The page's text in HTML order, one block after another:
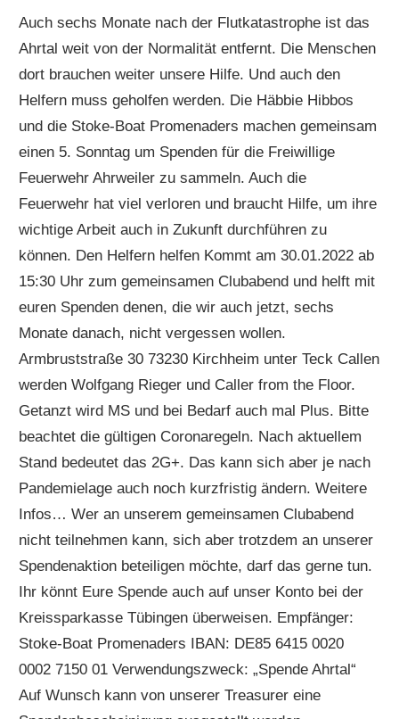
Auch sechs Monate nach der Flutkatastrophe ist das
Ahrtal weit von der Normalität entfernt. Die Menschen
dort brauchen weiter unsere Hilfe. Und auch den
Helfern muss geholfen werden. Die Häbbie Hibbos
und die Stoke-Boat Promenaders machen gemeinsam
einen 5. Sonntag um Spenden für die Freiwillige
Feuerwehr Ahrweiler zu sammeln. Auch die
Feuerwehr hat viel verloren und braucht Hilfe, um ihre
wichtige Arbeit auch in Zukunft durchführen zu
können. Den Helfern helfen Kommt am 30.01.2022 ab
15:30 Uhr zum gemeinsamen Clubabend und helft mit
euren Spenden denen, die wir auch jetzt, sechs
Monate danach, nicht vergessen wollen.
Armbruststraße 30 73230 Kirchheim unter Teck Callen
werden Wolfgang Rieger und Caller from the Floor.
Getanzt wird MS und bei Bedarf auch mal Plus. Bitte
beachtet die gültigen Coronaregeln. Nach aktuellem
Stand bedeutet das 2G+. Das kann sich aber je nach
Pandemielage auch noch kurzfristig ändern. Weitere
Infos… Wer an unserem gemeinsamen Clubabend
nicht teilnehmen kann, sich aber trotzdem an unserer
Spendenaktion beteiligen möchte, darf das gerne tun.
Ihr könnt Eure Spende auch auf unser Konto bei der
Kreissparkasse Tübingen überweisen. Empfänger:
Stoke-Boat Promenaders IBAN: DE85 6415 0020
0002 7150 01 Verwendungszweck: „Spende Ahrtal“
Auf Wunsch kann von unserer Treasurer eine